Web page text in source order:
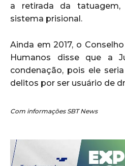
a retirada da
sistema prisional.
Ainda em 2017, o
Humanos disse que a
condenação, pois ele
delitos por ser usuário de
Com informações SBT News